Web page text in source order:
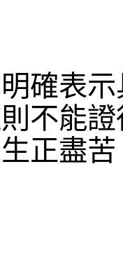
確表
不能
正盡